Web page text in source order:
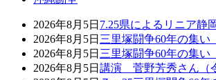
2026年8月5日 7.25県によるリニア静
2026年8月5日 三里塚闘争60年の集
2026年8月5日 三里塚闘争60年の集
2026年8月5日 講演 菅野芳秀さん（